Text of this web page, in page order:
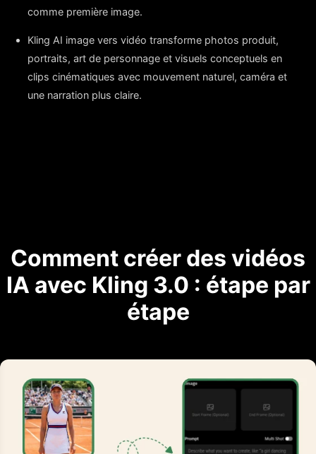
comme première image.
Kling AI image vers vidéo transforme photos produit,
portraits, art de personnage et visuels conceptuels en
clips cinématiques avec mouvement naturel, caméra et
une narration plus claire.
Comment créer des vidéos
IA avec Kling 3.0 : étape par
étape